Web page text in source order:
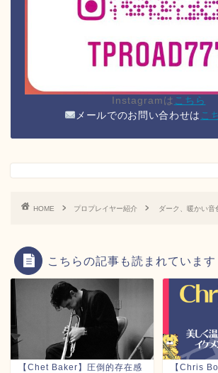
Instagramは こちら
メールでのお問い合わせは こ
HOME プロプレイヤー紹介 ダーク、暖かい音
こちらの記事も読まれています
【Chet Baker】圧倒的存在感
【Chris